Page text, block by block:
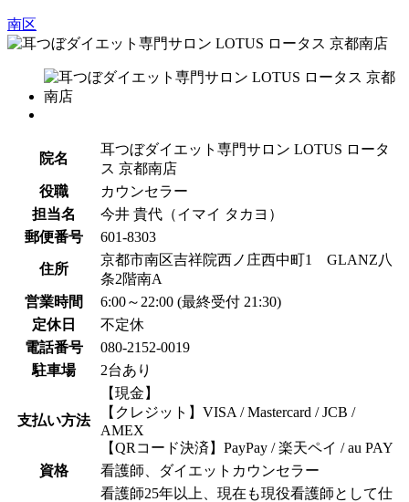
南区
院名
耳つぼダイエット専門サロン LOTUS ロータ
ス 京都南店
役職
カウンセラー
担当名
今井 貴代（イマイ タカヨ）
郵便番号
601-8303
住所
京都市南区吉祥院西ノ庄西中町1 GLANZ八
条2階南A
営業時間
6:00～22:00 (最終受付 21:30)
定休日
不定休
電話番号
080-2152-0019
駐車場
2台あり
支払い方法
【現金】
【クレジット】VISA / Mastercard / JCB /
AMEX
【QRコード決済】PayPay / 楽天ペイ / au PAY
資格
看護師、ダイエットカウンセラー
看護師25年以上、現在も現役看護師として仕